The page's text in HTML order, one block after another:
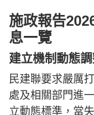
施政報告
息一覽
建立機制動態
民建聯要求嚴厲
處及相關部門進
立動態標準，當